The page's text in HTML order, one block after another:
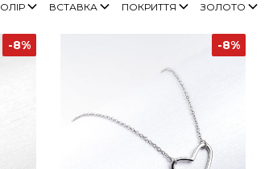
ВСТАВКА ПОКРИТТЯ ЗОЛОТО
-8% -8%